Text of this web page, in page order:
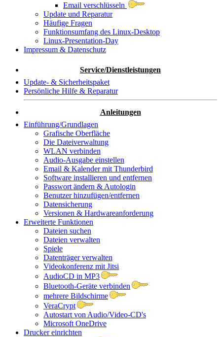
Email verschlüsseln
Update und Reparatur
Häufige Fragen
Funktionsumfang des Linux-Desktop
Linux-Presentation-Day
Impressum & Datenschutz
Service/Dienstleistungen
Update- & Sicherheitspaket
Persönliche Hilfe & Reparatur
Anleitungen
Einführung/Grundlagen
Grafische Oberfläche
Die Dateiverwaltung
WLAN verbinden
Audio-Ausgabe einstellen
Email & Kalender mit Thunderbird
Software installieren und entfernen
Passwort ändern & Autologin
Benutzer hinzufügen/entfernen
Datensicherung
Versionen & Hardwareanforderung
Erweiterte Funktionen
Dateien suchen
Dateien verwalten
Spiele
Datenträger verwalten
Videokonferenz mit Jitsi
AudioCD in MP3
Bluetooth-Geräte verbinden
mehrere Bildschirme
VeraCrypt
Autostart von Audio/Video-CD's
Microsoft OneDrive
Drucker einrichten